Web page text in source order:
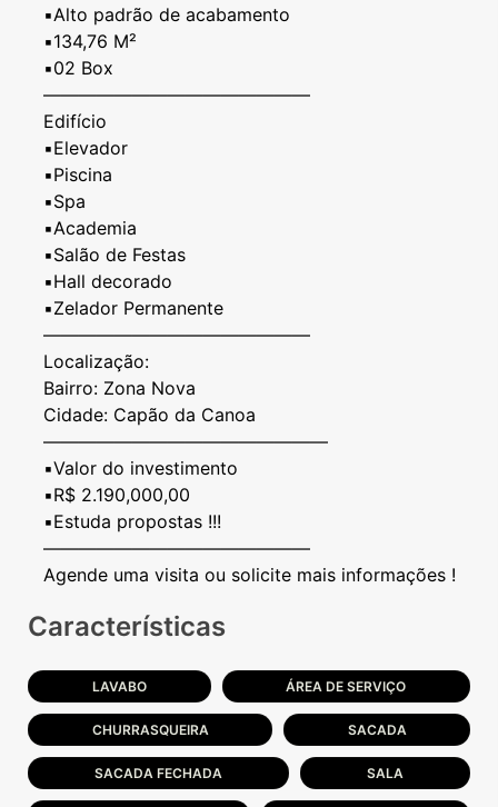
▪️Alto padrão de acabamento
▪️134,76 M²
▪️02 Box
———————————————
Edifício
▪️Elevador
▪️Piscina
▪️Spa
▪️Academia
▪️Salão de Festas
▪️Hall decorado
▪️Zelador Permanente
———————————————
Localização:
Bairro: Zona Nova
Cidade: Capão da Canoa
————————————————
▪️Valor do investimento
▪️R$ 2.190,000,00
▪️Estuda propostas !!!
———————————————
Características
LAVABO ÁREA DE SERVIÇO
CHURRASQUEIRA SACADA
SACADA FECHADA SALA